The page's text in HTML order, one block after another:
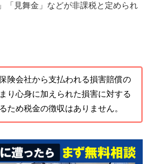
「見舞金」などが非課税と定められ
険会社から支払われる損害賠償の
り心身に加えられた損害に対する
ため税金の徴収はありません。